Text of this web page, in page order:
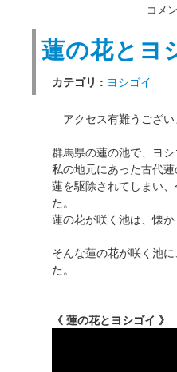
コメ
蓮の花とヨ
カテゴリ : ヨシゴイ
アクセス有難うござい
群馬県の蓮の池で、ヨシ
私の地元にあった古代
蓮を駆除されてしまい
た。
蓮の花が咲く池は、懐か
そんな蓮の花が咲く池
た。
《 蓮の花とヨシゴイ 》